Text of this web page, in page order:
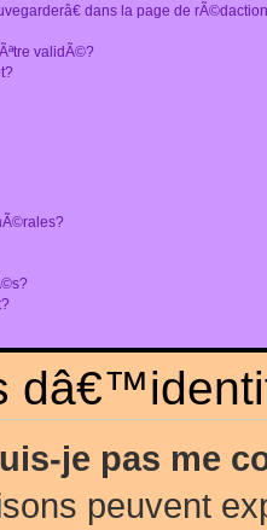
dans la page de
validÃ©?
je pas me
peuvent